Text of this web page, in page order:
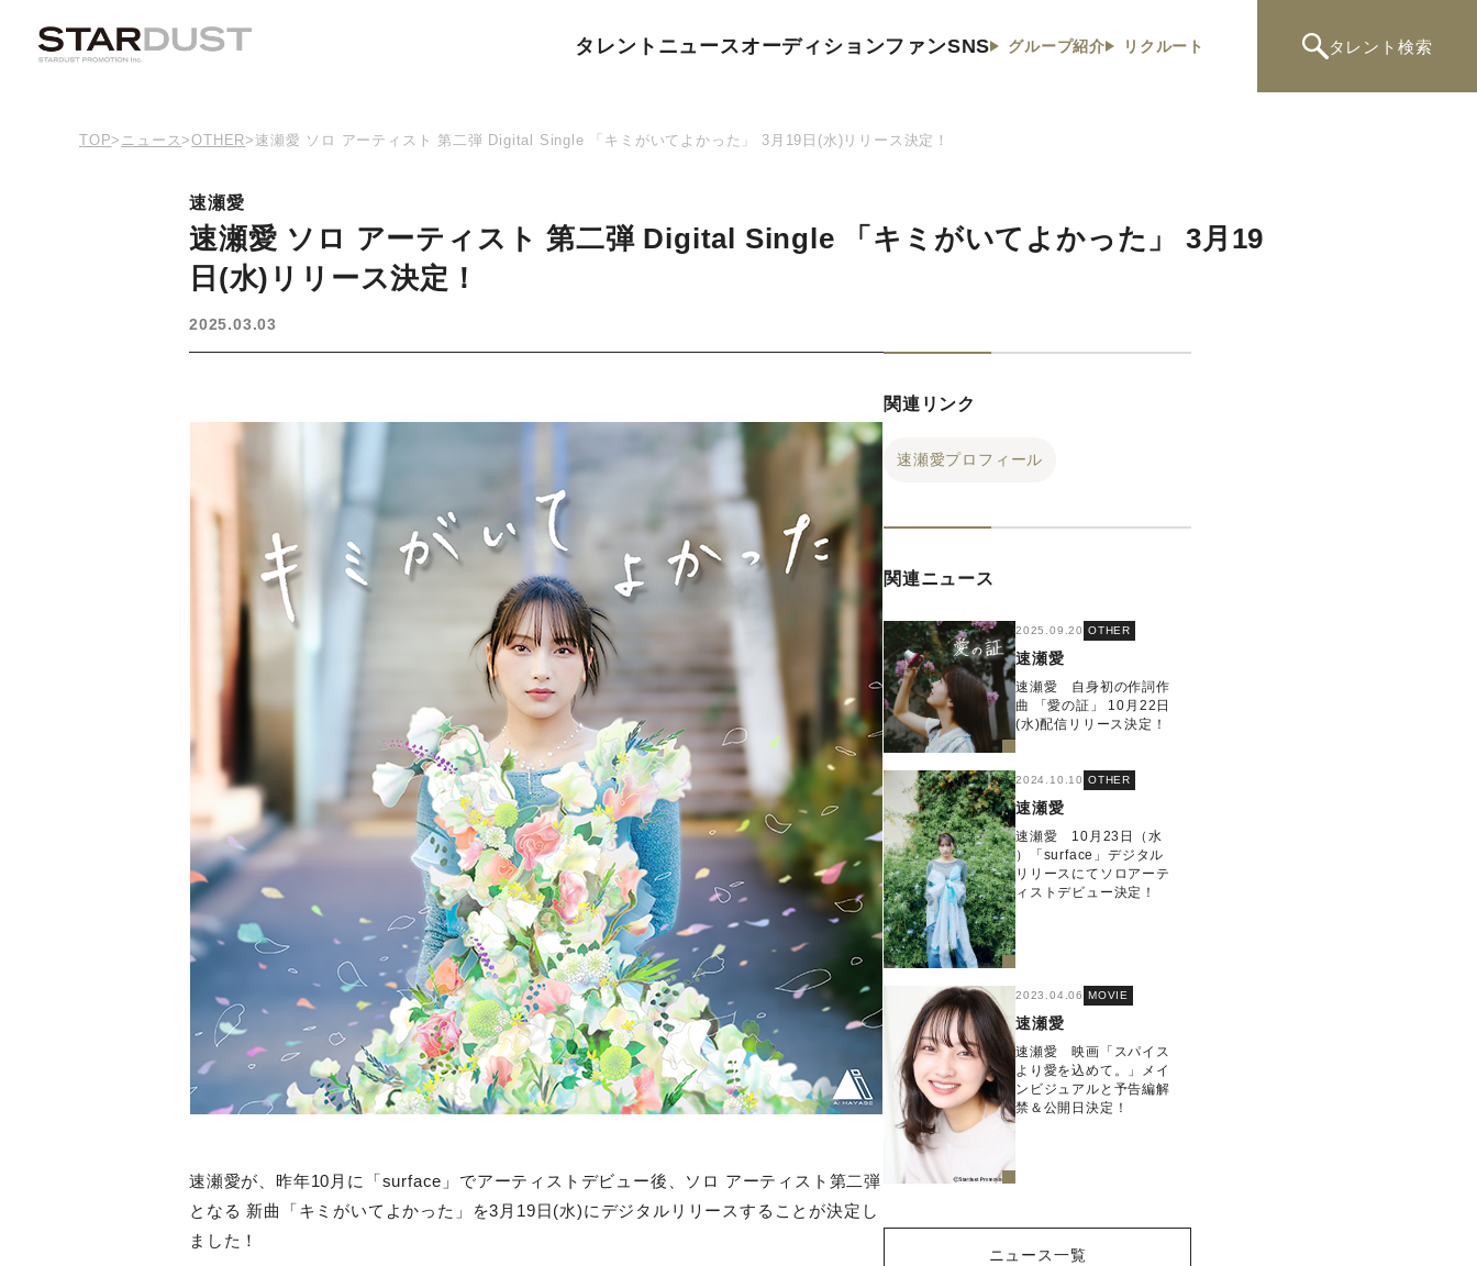
タレント ニュースオーディションファンSNS グループ紹介 リクルート タレント 検索
TOP> ニュース>OTHER>速瀬愛 ソロ アーティスト 第二弾 Digital Single 「キミがいてよかった」 3月19日(水)リリース決定！
速瀬愛
速瀬愛 ソロ アーティスト 第二弾 Digital Single 「キミがいてよかった」 3月19
日(水)リリース決定！
2025.03.03
速瀬愛が、昨年10月に「surface」でアーティストデビュー後、ソロ アーティスト第二弾
となる 新曲「キミがいてよかった」を3月19日(水)にデジタルリリースすることが決定し
ました！
関連リンク
速瀬愛プロフィール
関連ニュース
2025.09.20 OTHER
速瀬愛
速瀬愛 自身初の作詞作
曲 「愛の証」 10月22日
(水)配信リリース決定！
2024.10.10 OTHER
速瀬愛
速瀬愛 10月23日（水
）「surface」デジタル
リリースにてソロアーテ
ィストデビュー決定！
2023.04.06 MOVIE
速瀬愛
速瀬愛 映画「スパイス
より愛を込めて。」メイ
ンビジュアルと予告編解
禁＆公開日決定！
ニュース一覧